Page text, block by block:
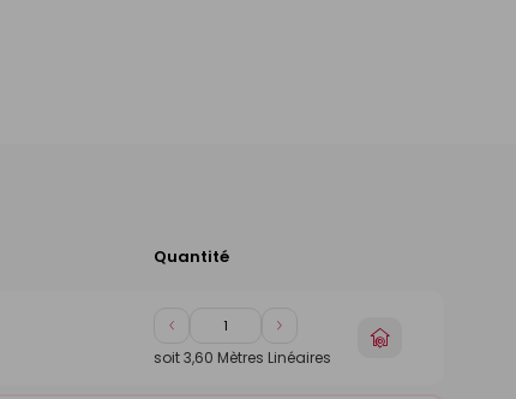
Quantité
Diminuer
de
Augmenter
de
soit3,60 Mètres Linéaires
Choisir